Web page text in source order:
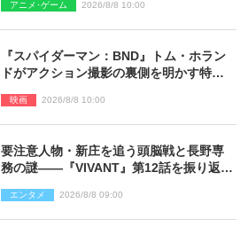
アニメ･ゲーム 2026/8/8 10:00
『スパイダーマン：BND』トム・ホラン
ドがアクション撮影の裏側を明かす特別
映画 2026/8/8 10:00
要注意人物・新庄を追う頭脳戦と長野専
務の謎――『VIVANT』第12話を振り返
エンタメ 2026/8/8 09:00